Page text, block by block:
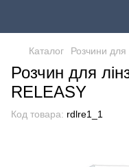
Каталог Розчини для
Розчин для
RELEASY
Код товара: rdlre1_1